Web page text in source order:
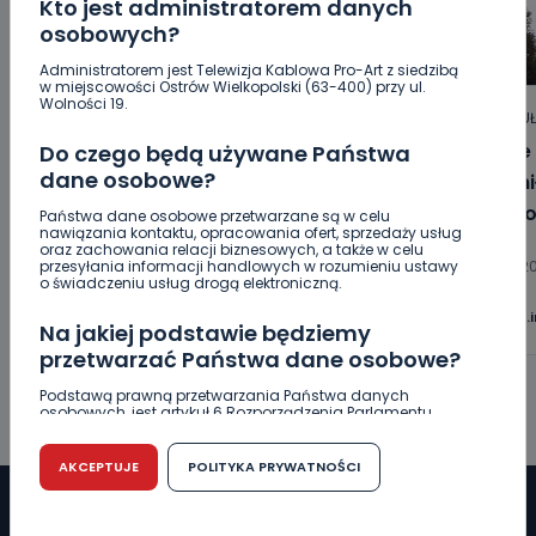
Kto jest administratorem danych
osobowych?
Administratorem jest Telewizja Kablowa Pro-Art z siedzibą
w miejscowości Ostrów Wielkopolski (63-400) przy ul.
Wolności 19.
Do czego będą używane Państwa
dane osobowe?
Państwa dane osobowe przetwarzane są w celu
nawiązania kontaktu, opracowania ofert, sprzedaży usług
oraz zachowania relacji biznesowych, a także w celu
przesyłania informacji handlowych w rozumieniu ustawy
o świadczeniu usług drogą elektroniczną.
Na jakiej podstawie będziemy
przetwarzać Państwa dane osobowe?
Podstawą prawną przetwarzania Państwa danych
osobowych, jest artykuł 6 Rozporządzenia Parlamentu
r. w sprawie ochrony osób fizycznych w związku z
przetwarzaniem danych osobowych w sprawie
swobodnego przepływu takich danych oraz uchylenia
dyrektywy 95/46/WE (RODO).
AKCEPTUJE POLITYKA PRYWATNOŚCI
Zatrzymany w Sośniach. Za
połamane tablice
07.08.2026 16:15